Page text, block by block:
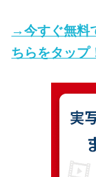
→今すぐ無料
ちらをタップ